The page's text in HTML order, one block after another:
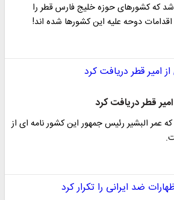
که کشورهای حوزه خلیج فارس قطر را
دوحه علیه این کشورها شده اند!
قطر دریافت کرد
عمر البشیر رئیس جمهور این کشور نامه ای از